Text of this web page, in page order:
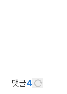
댓글4